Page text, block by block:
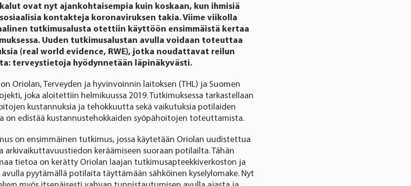
ovat nyt ajankohtaisempia kuin koskaan, kun ihmisiä
kontakteja koronaviruksen takia. Viime viikolla
tutkimusalusta otettiin käyttöön ensimmäistä kertaa
Uuden tutkimusalustan avulla voidaan toteuttaa
(real world evidence, RWE), jotka noudattavat reilun
terveystietoja hyödynnetään läpinäkyvästi.
Oriolan, Terveyden ja hyvinvoinnin laitoksen (THL) ja Suomen
joka aloitettiin helmikuussa 2019. Tutkimuksessa tarkastellaan
kustannuksia ja tehokkuutta sekä vaikutuksia potilaiden
on edistää kustannustehokkaiden syöpähoitojen toteuttamista.
on ensimmäinen tutkimus, jossa käytetään Oriolan uudistettua
keräämiseen suoraan potilailta. Tähän
tietoa on kerätty Oriolan laajan tutkimusapteekkiverkoston ja
pyytämällä potilaita täyttämään sähköinen kyselylomake. Nyt